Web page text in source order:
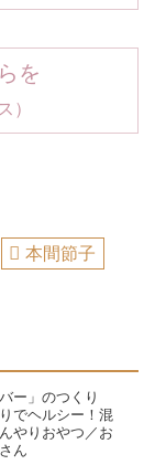
を
）
本間節子
ー」のつくり
でヘルシー！混
やりおやつ／お
ん